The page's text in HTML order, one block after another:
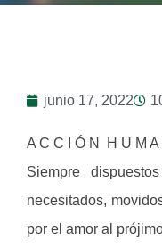
junio 17, 2022
A C C I Ó N H U M A
Siempre
necesitados,
por el amor al